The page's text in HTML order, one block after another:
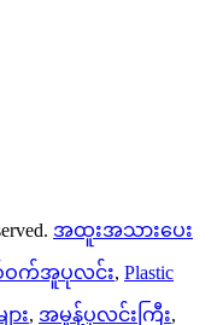
အထူးအသားပေး
က်အူပုလင်း, Plastic
ား, အမှုန့်ပုလင်းကြီး,